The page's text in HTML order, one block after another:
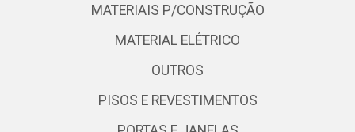
MATERIAIS P/CONSTRUÇÃO
MATERIAL ELÉTRICO
OUTROS
PISOS E REVESTIMENTOS